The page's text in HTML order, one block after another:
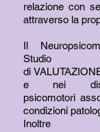
relazione con
attraverso la
Il
Studio
di
e nei
psicomotori
condizioni
Inoltre